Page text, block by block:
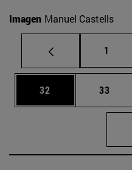
Imagen Manuel Castells
Página
1
Página
32 Página
33